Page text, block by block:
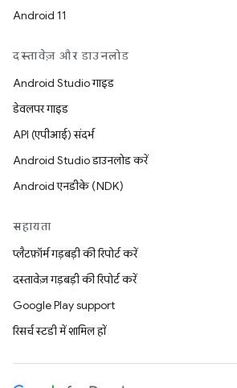
Android 11
दस्तावेज़ और डाउनलोड
Android Studio गाइड
डेवलपर गाइड
API (एपीआई) संदर्भ
Android Studio डाउनलोड करें
Android एनडीके (NDK)
सहायता
प्लैटफ़ॉर्म गड़बड़ी की रिपोर्ट करें
दस्तावेज़ गड़बड़ी की रिपोर्ट करें
Google Play support
रिसर्च स्टडी में शामिल हों